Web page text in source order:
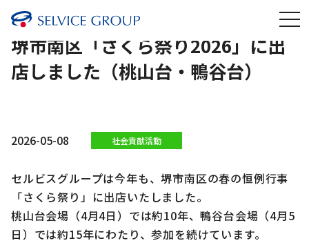
堺市南区「さくら祭り2026」に出
店しました（桃山台・鴨谷台）
2026-05-08 社会貢献活動
セルビスグループは今年も、堺市南区の春の恒例行事
「さくら祭り」に出店いたしました。
桃山台会場（4月4日）では約10年、鴨谷台会場（4月5
日）では約15年にわたり、参加を続けています。